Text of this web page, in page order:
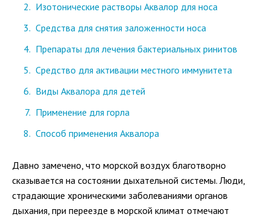
Изотонические растворы Аквалор для носа
Средства для снятия заложенности носа
Препараты для лечения бактериальных ринитов
Средство для активации местного иммунитета
Виды Аквалора для детей
Применение для горла
Способ применения Аквалора
Давно замечено, что морской воздух благотворно
сказывается на состоянии дыхательной системы. Люди,
страдающие хроническими заболеваниями органов
дыхания, при переезде в морской климат отмечают